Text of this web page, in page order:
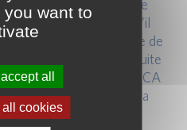
cas, il s’agira de reprise
de PCA, alors qu’il
et hiérarchisée de
de parler de poursuite
Dans tous les cas, le PCA
de l’activité, soit en la
sa reprise.
you want to
all
all cookies